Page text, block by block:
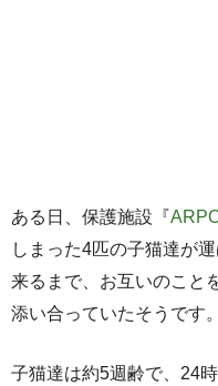
ある日、保護施設『
しまった4匹の子猫達が
来るまで、お互いのこと
添い合っていたそうです。
子猫達は約5週齢で、24